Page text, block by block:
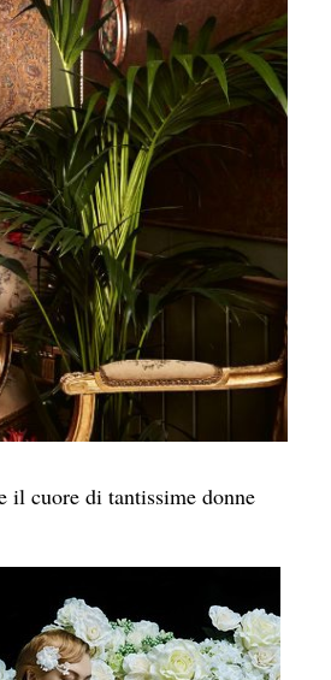
il cuore di tantissime donne